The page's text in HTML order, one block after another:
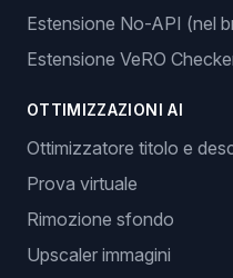
Estensione No-API (nel
Estensione VeRO
OTTIMIZZAZIONI AI
Ottimizzatore titolo e
Prova virtuale
Rimozione sfondo
Upscaler immagini